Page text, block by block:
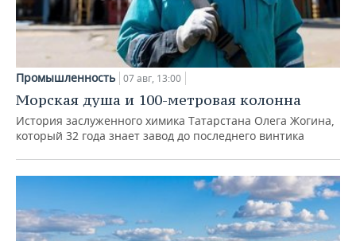
Промышленность 07 авг, 13:00
Морская душа и 100-метровая колонна
История заслуженного химика Татарстана Олега Жогина,
который 32 года знает завод до последнего винтика